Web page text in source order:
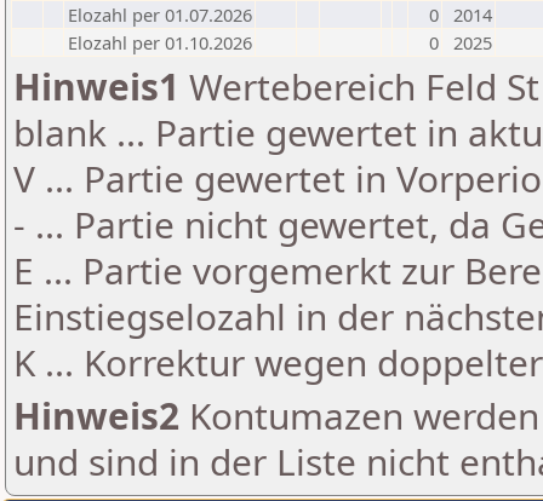
Elozahl per 01.07.2026
0 2014
Elozahl per 01.10.2026
0 2025
Hinweis1 Wertebereich Feld
blank ... Partie gewertet in
V ... Partie gewertet in
- ... Partie nicht gewertet, da
E ... Partie vorgemerkt zur
Einstiegselozahl in der
K ... Korrektur wegen
Hinweis2 Kontumazen
und sind in der Liste nicht